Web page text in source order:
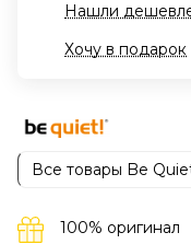
Нашли
Хочу в подарок
Все товары Be
100% оригинал